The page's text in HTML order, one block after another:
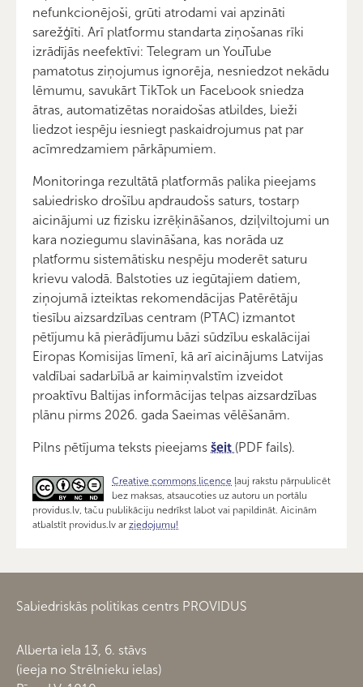
nefunkcionējoši, grūti atrodami vai apzināti
sarežģīti. Arī platformu standarta ziņošanas rīki
izrādījās neefektīvi: Telegram un YouTube
pamatotus ziņojumus ignorēja, nesniedzot nekādu
lēmumu, savukārt TikTok un Facebook sniedza
ātras, automatizētas noraidošas atbildes, bieži
liedzot iespēju iesniegt paskaidrojumus pat par
acīmredzamiem pārkāpumiem.
Monitoringa rezultātā platformās palika pieejams
sabiedrisko drošību apdraudošs saturs, tostarp
aicinājumi uz fizisku izrēķināšanos, dziļviltojumi un
kara noziegumu slavināšana, kas norāda uz
platformu sistemātisku nespēju moderēt saturu
krievu valodā. Balstoties uz iegūtajiem datiem,
ziņojumā izteiktas rekomendācijas Patērētāju
tiesību aizsardzības centram (PTAC) izmantot
pētījumu kā pierādījumu bāzi sūdzību eskalācijai
Eiropas Komisijas līmenī, kā arī aicinājums Latvijas
valdībai sadarbībā ar kaimiņvalstīm izveidot
proaktīvu Baltijas informācijas telpas aizsardzības
plānu pirms 2026. gada Saeimas vēlēšanām.
Pilns pētījuma teksts pieejams šeit (PDF fails).
Creative commons licence ļauj rakstu pārpublicēt
bez maksas, atsaucoties uz autoru un portālu
providus.lv, taču publikāciju nedrīkst labot vai papildināt. Aicinām
atbalstīt providus.lv ar ziedojumu!
Sabiedriskās politikas centrs PROVIDUS
Alberta iela 13, 6. stāvs
(ieeja no Strēlnieku ielas)